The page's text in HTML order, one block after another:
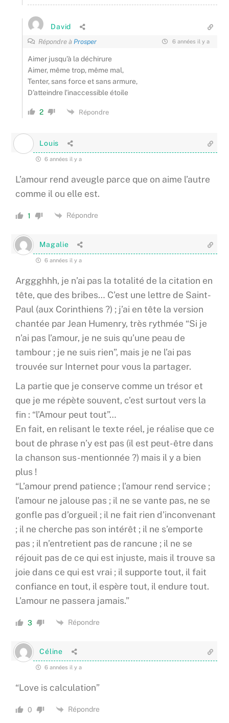
David
Répondre à Prosper 6 années il y a
Aimer jusqu’à la déchirure
Aimer, même trop, même mal,
Tenter, sans force et sans armure,
D’atteindre l’inaccessible étoile
2 Répondre
Louis
6 années il y a
L’amour rend aveugle parce que on aime l’autre
comme il ou elle est.
1 Répondre
Magalie
6 années il y a
Arggghhh, je n’ai pas la totalité de la citation en
tête, que des bribes… C’est une lettre de Saint-
Paul (aux Corinthiens ?) ; j’ai en tête la version
chantée par Jean Humenry, très rythmée “Si je
n’ai pas l’amour, je ne suis qu’une peau de
tambour ; je ne suis rien”, mais je ne l’ai pas
trouvée sur Internet pour vous la partager.
La partie que je conserve comme un trésor et
que je me répète souvent, c’est surtout vers la
fin : “l’Amour peut tout”…
En fait, en relisant le texte réel, je réalise que ce
bout de phrase n’y est pas (il est peut-être dans
la chanson sus-mentionnée ?) mais il y a bien
plus !
“L’amour prend patience ; l’amour rend service ;
l’amour ne jalouse pas ; il ne se vante pas, ne se
gonfle pas d’orgueil ; il ne fait rien d’inconvenant
; il ne cherche pas son intérêt ; il ne s’emporte
pas ; il n’entretient pas de rancune ; il ne se
réjouit pas de ce qui est injuste, mais il trouve sa
joie dans ce qui est vrai ; il supporte tout, il fait
confiance en tout, il espère tout, il endure tout.
L’amour ne passera jamais.”
3 Répondre
Céline
6 années il y a
“Love is calculation”
0 Répondre